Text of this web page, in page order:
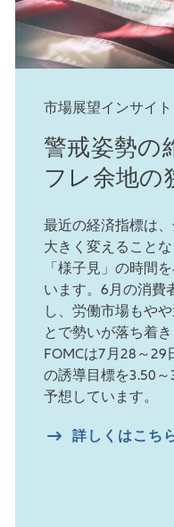
市場展望インサイト
警戒姿勢の
フレ余地の
最近の経済指標は
大きく変えること
「様子見」の時間
います。6月の消費
し、労働市場もや
とで勢いが落ち着
FOMCは7月28～29
の誘導目標を3.50
予想しています。
詳しくはこち